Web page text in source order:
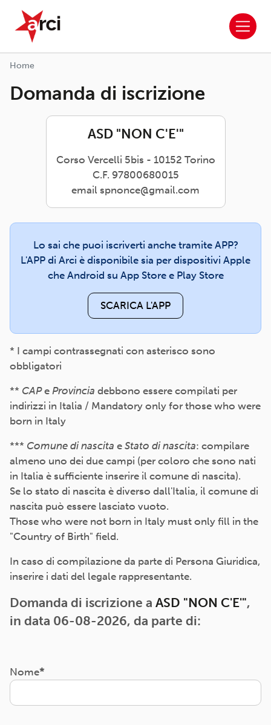
Salta al contenuto principale
ARCI APS
Home
Domanda di iscrizione
ASD "NON C'E'"
Corso Vercelli 5bis - 10152 Torino
C.F. 97800680015
email spnonce@gmail.com
Lo sai che puoi iscriverti anche tramite APP?
L'APP di Arci è disponibile sia per dispositivi Apple
che Android su App Store e Play Store
SCARICA L'APP
* I campi contrassegnati con asterisco sono
obbligatori
** CAPe Provincia debbono essere compilati per
indirizzi in Italia / Mandatory only for those who were
born in Italy
*** Comune di nascita e Stato di nascita: compilare
almeno uno dei due campi (per coloro che sono nati
in Italia è sufficiente inserire il comune di nascita).
Se lo stato di nascita è diverso dall'Italia, il comune di
nascita può essere lasciato vuoto.
Those who were not born in Italy must only fill in the
"Country of Birth" field.
In caso di compilazione da parte di Persona Giuridica,
inserire i dati del legale rappresentante.
Domanda di iscrizione a ASD "NON C'E'",
in data 06-08-2026, da parte di:
Nome